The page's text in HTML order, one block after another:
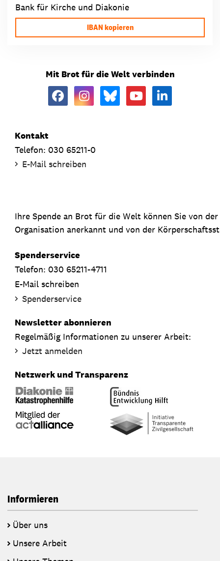
Bank für Kirche und Diakonie
IBAN kopieren
Mit Brot für die Welt verbinden
Kontakt
Telefon: 030 65211-0
E-Mail schreiben
Ihre Spende an Brot für die Welt können Sie von
Organisation anerkannt und von der
Spenderservice
Telefon: 030 65211-4711
E-Mail schreiben
Spenderservice
Newsletter abonnieren
Regelmäßig Informationen zu unserer Arbeit:
Jetzt anmelden
Netzwerk und Transparenz
Informieren
Über uns
Unsere Arbeit